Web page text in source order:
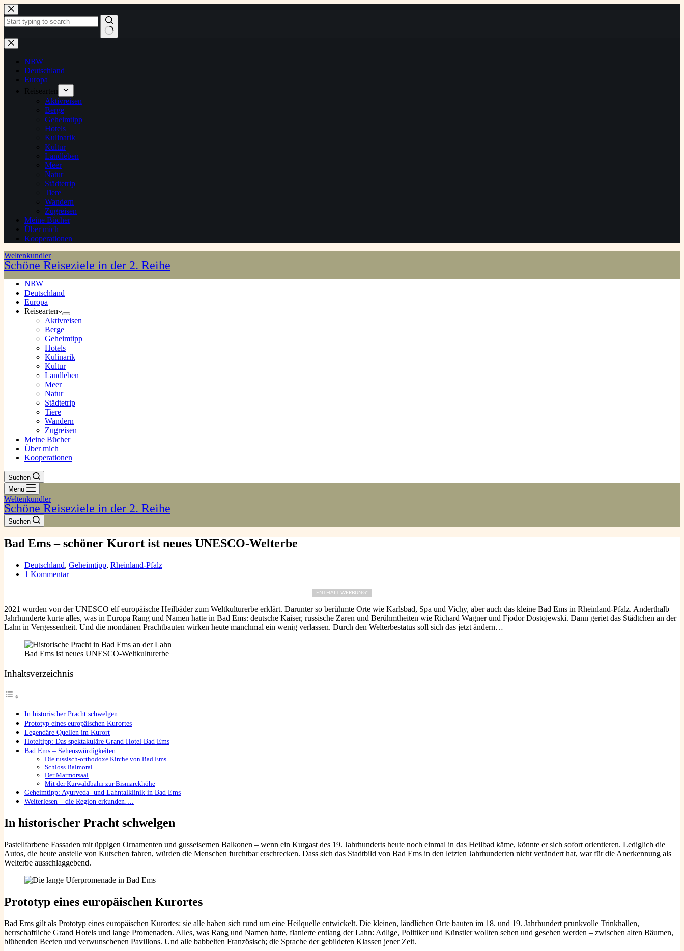
Zum
Inhalt
springen
Keine
Ergebnisse
NRW
Deutschland
Europa
Reisearten
Aktivreisen
Berge
Geheimtipp
Hotels
Kulinarik
Kultur
Landleben
Meer
Natur
Städtetrip
Tiere
Wandern
Zugreisen
Meine Bücher
Über mich
Kooperationen
Weltenkundler
Schöne Reiseziele in der 2. Reihe
NRW
Deutschland
Europa
Reisearten
Aktivreisen
Berge
Geheimtipp
Hotels
Kulinarik
Kultur
Landleben
Meer
Natur
Städtetrip
Tiere
Wandern
Zugreisen
Meine Bücher
Über mich
Kooperationen
Suchen
Menü
Weltenkundler
Schöne Reiseziele in der 2. Reihe
Suchen
Bad Ems – schöner Kurort ist neues UNESCO-Welterbe
Deutschland, Geheimtipp, Rheinland-Pfalz
1 Kommentar
ENTHÄLT WERBUNG*
2021 wurden von der UNESCO elf europäische Heilbäder zum Weltkulturerbe erklärt. Darunter so berühmte Orte wie Karlsbad, Spa und Vichy, aber auch das kleine Bad Ems in Rheinland-Pfalz. Anderthalb
Jahrhunderte kurte alles, was in Europa Rang und Namen hatte in Bad Ems: deutsche Kaiser, russische Zaren und Berühmtheiten wie Richard Wagner und Fjodor Dostojewski. Dann geriet das Städtchen an der
Lahn in Vergessenheit. Und die mondänen Prachtbauten wirken heute manchmal ein wenig verlassen. Durch den Welterbestatus soll sich das jetzt ändern…
Bad Ems ist neues UNESCO-Weltkulturerbe
Inhaltsverzeichnis
In historischer Pracht schwelgen
Prototyp eines europäischen Kurortes
Legendäre Quellen im Kurort
Hoteltipp: Das spektakuläre Grand Hotel Bad Ems
Bad Ems – Sehenswürdigkeiten
Die russisch-orthodoxe Kirche von Bad Ems
Schloss Balmoral
Der Marmorsaal
Mit der Kurwaldbahn zur Bismarckhöhe
Geheimtipp: Ayurveda- und Lahntalklinik in Bad Ems
Weiterlesen – die Region erkunden….
In historischer Pracht schwelgen
Pastellfarbene Fassaden mit üppigen Ornamenten und gusseisernen Balkonen – wenn ein Kurgast des 19. Jahrhunderts heute noch einmal in das Heilbad käme, könnte er sich sofort orientieren. Lediglich die
Autos, die heute anstelle von Kutschen fahren, würden die Menschen furchtbar erschrecken. Dass sich das Stadtbild von Bad Ems in den letzten Jahrhunderten nicht verändert hat, war für die Anerkennung als
Welterbe ausschlaggebend.
Prototyp eines europäischen Kurortes
Bad Ems gilt als Prototyp eines europäischen Kurortes: sie alle haben sich rund um eine Heilquelle entwickelt. Die kleinen, ländlichen Orte bauten im 18. und 19. Jahrhundert prunkvolle Trinkhallen,
herrschaftliche Grand Hotels und lange Promenaden. Alles, was Rang und Namen hatte, flanierte entlang der Lahn: Adlige, Politiker und Künstler wollten sehen und gesehen werden – zwischen alten Bäumen,
blühenden Beeten und verwunschenen Pavillons. Und alle babbelten Französisch; die Sprache der gebildeten Klassen jener Zeit.